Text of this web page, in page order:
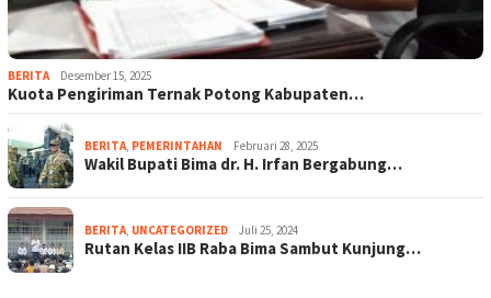
BERITA Desember 15, 2025
Kuota Pengiriman Ternak Potong Kabupaten…
BERITA PEMERINTAHAN Februari 28, 2025
Wakil Bupati Bima dr. H. Irfan Bergabung…
BERITA UNCATEGORIZED Juli 25, 2024
Rutan Kelas IIB Raba Bima Sambut Kunjung…